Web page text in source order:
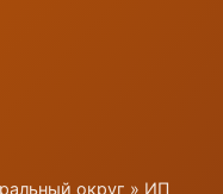
округ » ИП